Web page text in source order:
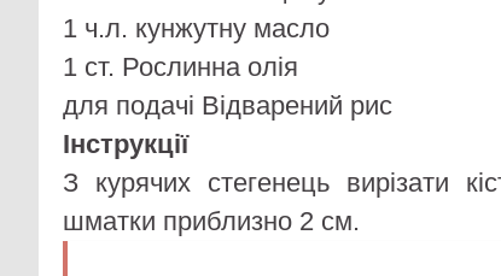
1 ч.л. кунжутну масло
1 ст. Рослинна олія
для подачі Відварений рис
Інструкції
З курячих стегенець вирізати
шматки приблизно 2 см.